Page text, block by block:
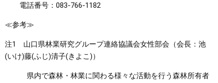
電話番号：083-766-1182
≪参考≫
注1 山口県林業研究グループ連絡協議会女性部会（会長：池
(いけ)藤(ふじ)清子(きよこ)）
県内で森林・林業に関わる様々な活動を行う森林所有者